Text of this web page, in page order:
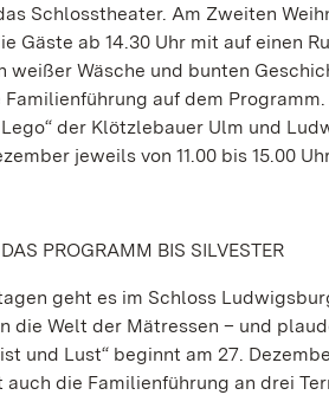
Schlosstheater. Am Zweiten
Gäste ab 14.30 Uhr mit auf einen
weißer Wäsche und bunten
auf dem
der Klötzlebauer Ulm und
jeweils von 11.00 bis 15.00
PROGRAMM BIS SILVESTER
geht es im Schloss
die Welt der Mätressen – und
und Lust“ beginnt am 27.
auch die Familienführung an drei